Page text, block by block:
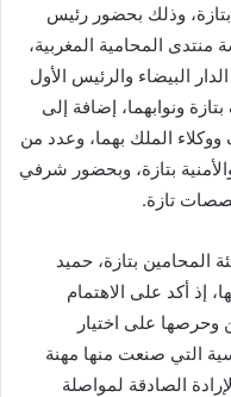
وذلك بحضور رئيس
المحامية المغربية،
البيضاء والرئيس الأول
ونوابهما، إضافة إلى
الملك بهما، وعدد من
بتازة، وبحضور شرفي
تازة.
المحامين بتازة، حميد
إذ أكد على الاهتمام
وحرصها على اختيار
التي صنعت منها مهنة
الصادقة لمواصلة